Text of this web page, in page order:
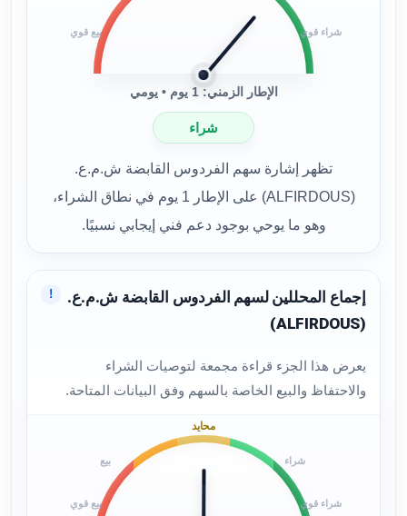
بيع قوي شراء قوي
الإطار الزمني: 1 يوم • يومي
شراء
تظهر إشارة سهم الفردوس القابضة ش.م.ع.
(ALFIRDOUS) على الإطار 1 يوم في نطاق الشراء،
وهو ما يوحي بوجود دعم فني إيجابي نسبيًا.
إجماع المحللين لسهم الفردوس القابضة ش.م.ع.
(ALFIRDOUS)
يعرض هذا الجزء قراءة مجمعة لتوصيات الشراء
والاحتفاظ والبيع الخاصة بالسهم وفق البيانات المتاحة.
!
بيع قوي
بيع
محايد
شراء
شراء قوي